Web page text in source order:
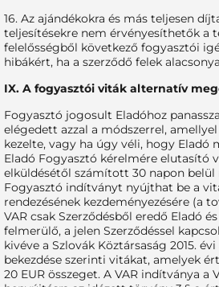
16. Az ajándékokra és más teljesen
teljesítésekre nem érvényesíthetők a
felelősségből következő fogyasztói
hibákért, ha a szerződő felek
IX. A fogyasztói viták alternatív
Fogyasztó jogosult Eladóhoz
elégedett azzal a módszerrel,
kezelte, vagy ha úgy véli, hogy Eladó
Eladó Fogyasztó kérelmére elutasító
elküldésétől számított 30 napon belül
Fogyasztó indítványt nyújthat be a
rendezésének kezdeményezésére (a
VAR csak Szerződésből eredő Eladó
felmerülő, a jelen Szerződéssel
kivéve a Szlovák Köztársaság 2015. évi
bekezdése szerinti vitákat, amelyek
20 EUR összeget. A VAR indítványa a